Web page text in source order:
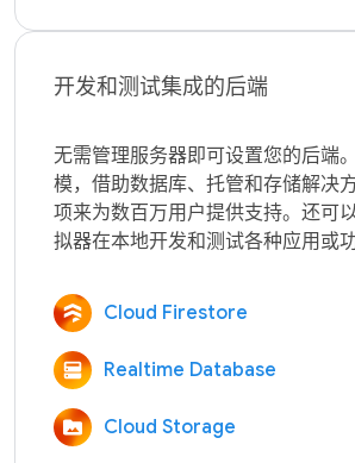
开发和测试集成的后端
无需管理服务器即可设置您的后端
模，借助数据库、托管和存储解决
项来为数百万用户提供支持。还可
Cloud Firestore
Realtime Database
Cloud Storage